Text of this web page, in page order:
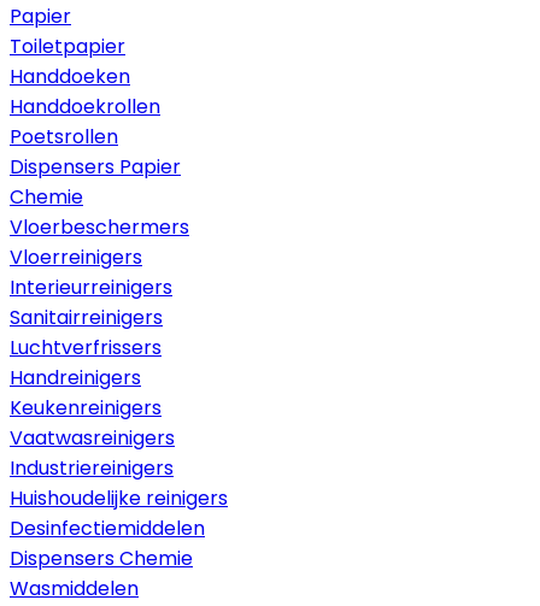
Papier
Toiletpapier
Handdoeken
Handdoekrollen
Poetsrollen
Dispensers Papier
Chemie
Vloerbeschermers
Vloerreinigers
Interieurreinigers
Sanitairreinigers
Luchtverfrissers
Handreinigers
Keukenreinigers
Vaatwasreinigers
Industriereinigers
Huishoudelijke reinigers
Desinfectiemiddelen
Dispensers Chemie
Wasmiddelen